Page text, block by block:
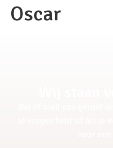
Oscar